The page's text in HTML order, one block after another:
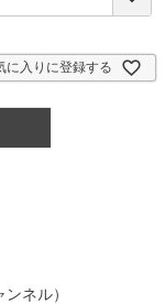
に入りに登録する
ネル）